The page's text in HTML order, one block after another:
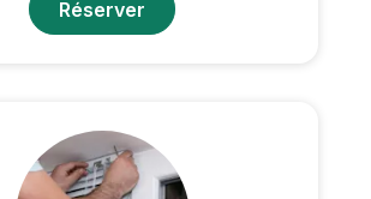
Réserver